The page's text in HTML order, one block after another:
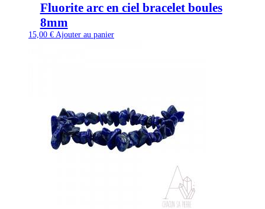
Fluorite arc en ciel bracelet boules
8mm
15,00 € Ajouter au panier